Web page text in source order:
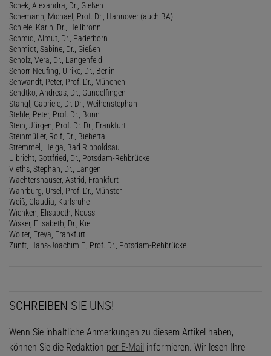
Schek, Alexandra, Dr., Gießen
Schemann, Michael, Prof. Dr., Hannover (auch BA)
Schiele, Karin, Dr., Heilbronn
Schmid, Almut, Dr., Paderborn
Schmidt, Sabine, Dr., Gießen
Scholz, Vera, Dr., Langenfeld
Schorr-Neufing, Ulrike, Dr., Berlin
Schwandt, Peter, Prof. Dr., München
Sendtko, Andreas, Dr., Gundelfingen
Stangl, Gabriele, Dr. Dr., Weihenstephan
Stehle, Peter, Prof. Dr., Bonn
Stein, Jürgen, Prof. Dr. Dr., Frankfurt
Steinmüller, Rolf, Dr., Biebertal
Stremmel, Helga, Bad Rippoldsau
Ulbricht, Gottfried, Dr., Potsdam-Rehbrücke
Vieths, Stephan, Dr., Langen
Wächtershäuser, Astrid, Frankfurt
Wahrburg, Ursel, Prof. Dr., Münster
Weiß, Claudia, Karlsruhe
Wienken, Elisabeth, Neuss
Wisker, Elisabeth, Dr., Kiel
Wolter, Freya, Frankfurt
Zunft, Hans-Joachim F., Prof. Dr., Potsdam-Rehbrücke
SCHREIBEN SIE UNS!
Wenn Sie inhaltliche Anmerkungen zu diesem Artikel haben,
können Sie die Redaktion per E-Mail informieren. Wir lesen Ihre